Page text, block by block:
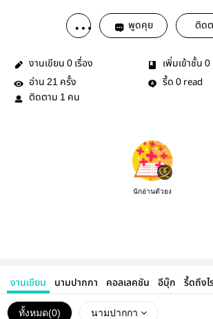
พูดคุย ติด
งานเขียน 0 เรื่อง เพิ่มเข้าชั้น 0
อ่าน 21 ครั้ง รี้ด 0 read
ติดตาม 1 คน
นักอ่านตัวยง
งานเขียน นามปากกา คอลเลคชัน อีบุ๊ก รี้ดถึงไ
ทั้งหมด(0) นามปากกา